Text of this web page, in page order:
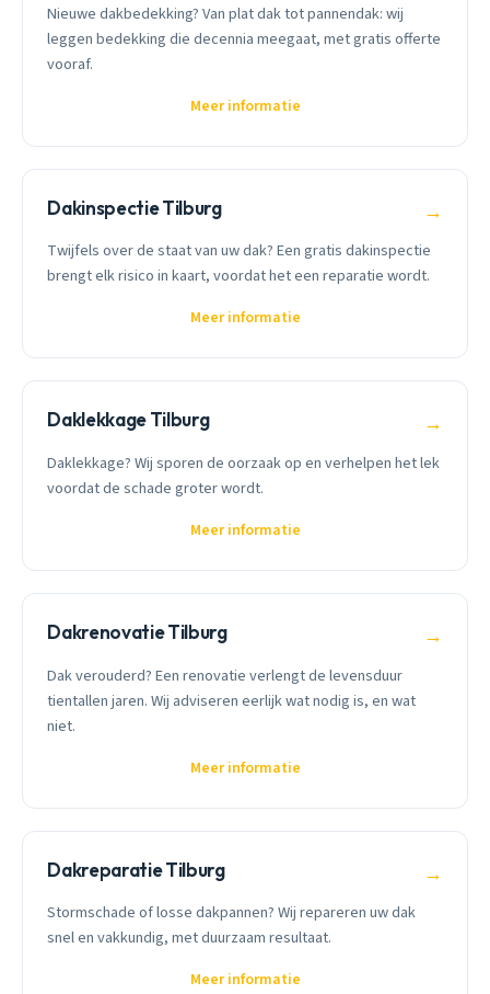
Nieuwe dakbedekking? Van plat dak tot pannendak: wij
leggen bedekking die decennia meegaat, met gratis offerte
vooraf.
Meer informatie
Dakinspectie Tilburg →
Twijfels over de staat van uw dak? Een gratis dakinspectie
brengt elk risico in kaart, voordat het een reparatie wordt.
Meer informatie
Daklekkage Tilburg →
Daklekkage? Wij sporen de oorzaak op en verhelpen het lek
voordat de schade groter wordt.
Meer informatie
Dakrenovatie Tilburg →
Dak verouderd? Een renovatie verlengt de levensduur
tientallen jaren. Wij adviseren eerlijk wat nodig is, en wat
niet.
Meer informatie
Dakreparatie Tilburg →
Stormschade of losse dakpannen? Wij repareren uw dak
snel en vakkundig, met duurzaam resultaat.
Meer informatie